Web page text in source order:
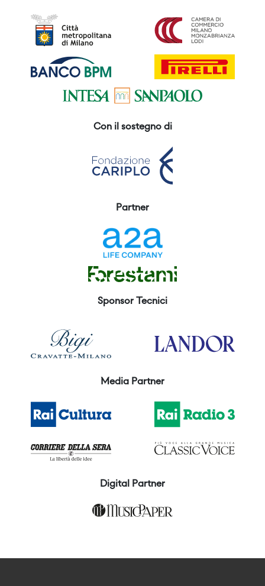
Con il sostegno di
Partner
Sponsor Tecnici
Media Partner
Digital Partner